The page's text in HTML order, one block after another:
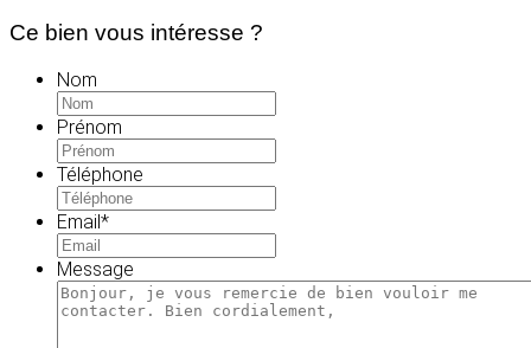
Ce bien vous intéresse ?
Nom
Prénom
Téléphone
Email*
Message